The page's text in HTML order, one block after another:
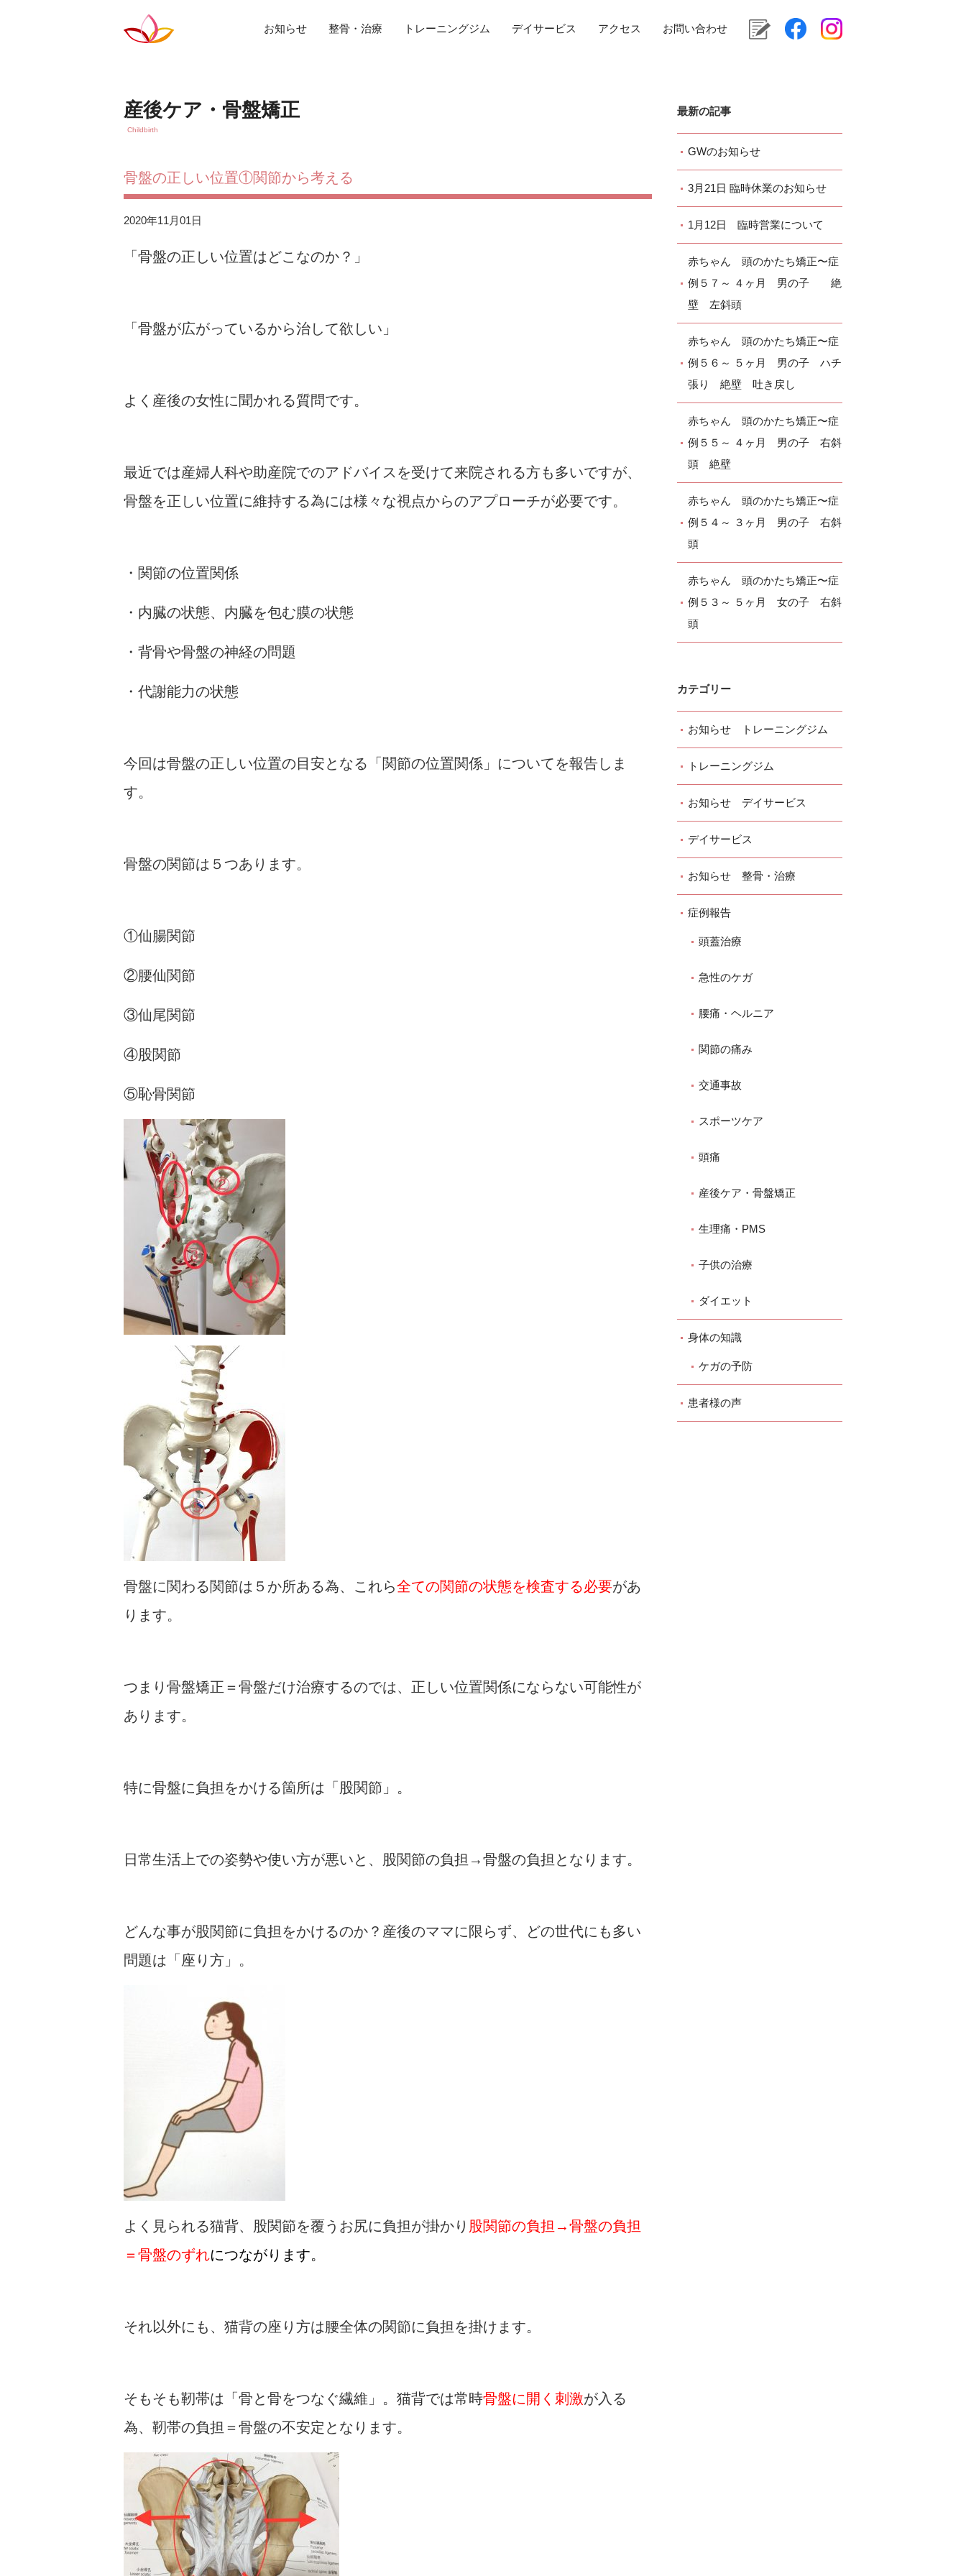
お知らせ 整骨・治療 トレーニングジム デイサービス アクセス お問い合わせ
産後ケア・骨盤矯正
Childbirth
骨盤の正しい位置①関節から考える
2020年11月01日
「骨盤の正しい位置はどこなのか？」
「骨盤が広がっているから治して欲しい」
よく産後の女性に聞かれる質問です。
最近では産婦人科や助産院でのアドバイスを受けて来院される方も多いですが、
骨盤を正しい位置に維持する為には様々な視点からのアプローチが必要です。
・関節の位置関係
・内臓の状態、内臓を包む膜の状態
・背骨や骨盤の神経の問題
・代謝能力の状態
今回は骨盤の正しい位置の目安となる「関節の位置関係」についてを報告しま
す。
骨盤の関節は ５ つあります。
①仙腸関節
②腰仙関節
③仙尾関節
④股関節
⑤恥骨関節
骨盤に関わる関節は５か所ある為、これら全ての関節の状態を検査する必要があ
ります。
つまり骨盤矯正＝骨盤だけ治療するのでは、正しい位置関係にならない可能性が
あります。
特に骨盤に負担をかける箇所は「股関節」。
日常生活上での姿勢や使い方が悪いと、股関節の負担→骨盤の負担となります。
どんな事が股関節に負担をかけるのか？産後のママに限らず、どの世代にも多い
問題は「座り方」。
よく見られる猫背、股関節を覆うお尻に負担が掛かり 股関節の負担→骨盤の負担
＝骨盤のずれにつながります。
それ以外にも、猫背の座り方は腰全体の関節に負担を掛けます。
そもそも靭帯は「骨と骨をつなぐ繊維」。猫背では常時骨盤に開く刺激が入る
為、靭帯の負担＝骨盤の不安定となります。
最新の記事
GWのお知らせ
3月21日 臨時休業のお知らせ
1月12日 臨時営業について
赤ちゃん 頭のかたち矯正〜症
例５７～ ４ヶ月 男の子 絶
壁 左斜頭
赤ちゃん 頭のかたち矯正〜症
例５６～ ５ヶ月 男の子 ハチ
張り 絶壁 吐き戻し
赤ちゃん 頭のかたち矯正〜症
例５５～ ４ヶ月 男の子 右斜
頭 絶壁
赤ちゃん 頭のかたち矯正〜症
例５４～ ３ヶ月 男の子 右斜
頭
赤ちゃん 頭のかたち矯正〜症
例５３～ ５ヶ月 女の子 右斜
頭
カテゴリー
お知らせ トレーニングジム
トレーニングジム
お知らせ デイサービス
デイサービス
お知らせ 整骨・治療
症例報告
頭蓋治療
急性のケガ
腰痛・ヘルニア
関節の痛み
交通事故
スポーツケア
頭痛
産後ケア・骨盤矯正
生理痛・PMS
子供の治療
ダイエット
身体の知識
ケガの予防
患者様の声